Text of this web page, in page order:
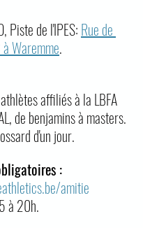
Piste de l'IPES: Rue de
Waremme.
affiliés à la LBFA
de benjamins à masters.
d'un jour.
:
amitie
à 20h.